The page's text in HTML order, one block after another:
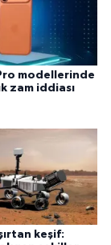
modellerinde
zam iddiası
keşif: